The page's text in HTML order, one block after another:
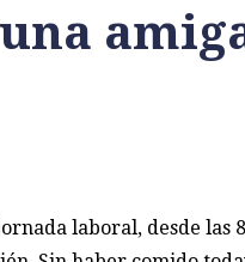
laboral, desde las